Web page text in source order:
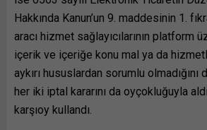
Hakkında Kanun’un 9. maddesinin 1.
aracı hizmet sağlayıcılarının platform
içerik ve içeriğe konu mal ya da
aykırı hususlardan sorumlu olmadığını
her iki iptal kararını da oyçokluğuyla
karşıoy kullandı.